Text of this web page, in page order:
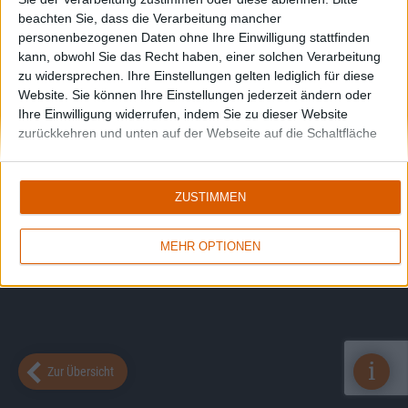
beachten Sie, dass die Verarbeitung mancher
personenbezogenen Daten ohne Ihre Einwilligung stattfinden
kann, obwohl Sie das Recht haben, einer solchen Verarbeitung
zu widersprechen. Ihre Einstellungen gelten lediglich für diese
Website. Sie können Ihre Einstellungen jederzeit ändern oder
Ihre Einwilligung widerrufen, indem Sie zu dieser Website
zurückkehren und unten auf der Webseite auf die Schaltfläche
MEHR OPTIONEN
ZUSTIMMEN
Zur Übersicht i